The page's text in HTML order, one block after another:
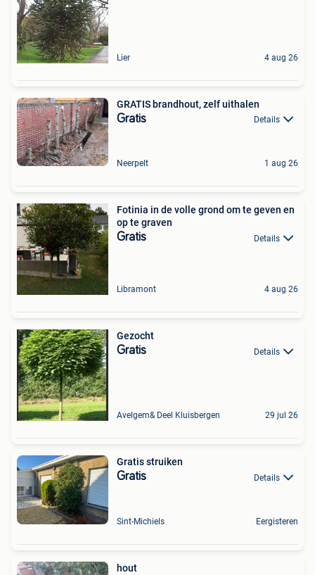
Lier 4 aug 26
GRATIS brandhout, zelf uithalen
Gratis Details
Neerpelt 1 aug 26
Fotinia in de volle grond om te geven en
op te graven
Gratis Details
Libramont 4 aug 26
Gezocht
Gratis Details
Avelgem& Deel Kluisbergen 29 jul 26
Gratis struiken
Gratis Details
Sint-Michiels Eergisteren
hout